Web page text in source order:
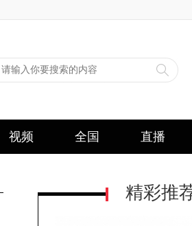
视频 全国 直播
精彩推